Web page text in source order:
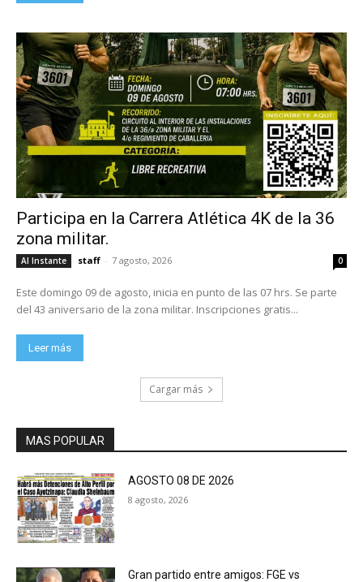
Participa en la Carrera Atlética 4K de la 36
zona militar.
Al Instante staff - 7 agosto, 2026 0
Este domingo 09 de agosto, inicia en punto de las 07 hrs. Se parte
del 43 aniversario de la zona militar. Inscripciones gratis...
Leer más
Cargar más
MAS POPULAR
AGOSTO 08 DE 2026
8 agosto, 2026
Gran partido entre amigos: FGE vs